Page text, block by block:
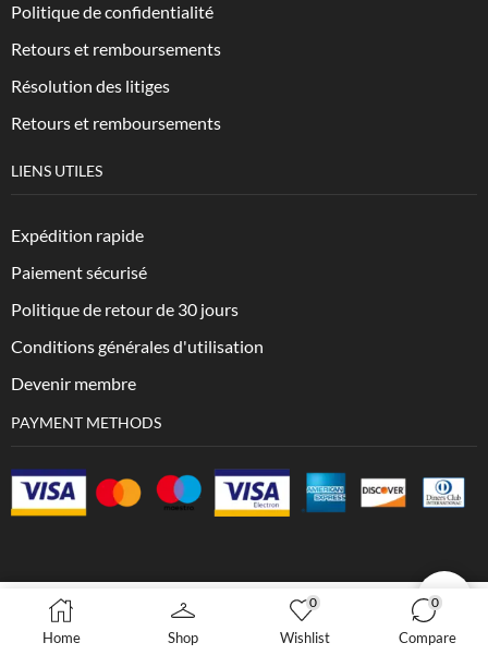
AJOUTER AU PANIER
Home Shop
0
Wishlist
0
Compare
Politique de confidentialité
Retours et remboursements
Résolution des litiges
Retours et remboursements
LIENS UTILES
Expédition rapide
Paiement sécurisé
Politique de retour de 30 jours
Conditions générales d'utilisation
Devenir membre
PAYMENT METHODS
Copyright © 2023 VesXpress.com